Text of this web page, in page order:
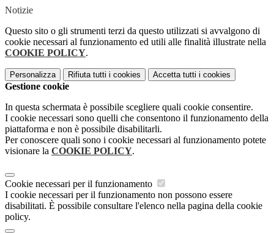
Notizie
Questo sito o gli strumenti terzi da questo utilizzati si avvalgono di
cookie necessari al funzionamento ed utili alle finalità illustrate nella
COOKIE POLICY.
Personalizza Rifiuta tutti i cookies Accetta tutti i cookies
Gestione cookie
In questa schermata è possibile scegliere quali cookie consentire.
I cookie necessari sono quelli che consentono il funzionamento della
piattaforma e non è possibile disabilitarli.
Per conoscere quali sono i cookie necessari al funzionamento potete
visionare la COOKIE POLICY.
Cookie necessari per il funzionamento
I cookie necessari per il funzionamento non possono essere
disabilitati. È possibile consultare l'elenco nella pagina della cookie
policy.